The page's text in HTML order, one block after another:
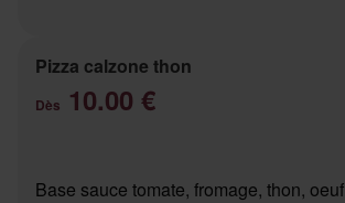
Pizza calzone thon
Dès 10.00 €
Base sauce tomate, fromage, thon, oeuf